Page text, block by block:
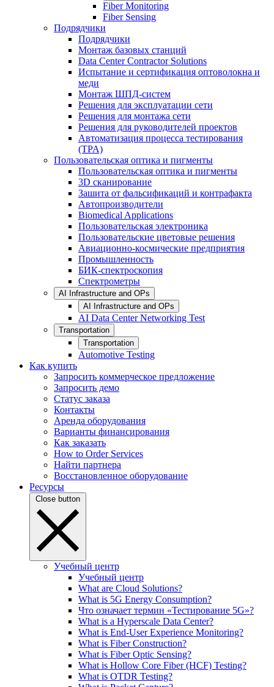
Fiber Monitoring
Fiber Sensing
Подрядчики
Подрядчики
Монтаж базовых станций
Data Center Contractor Solutions
Испытание и сертификация оптоволокна и
меди
Монтаж ШПД-систем
Решения для эксплуатации сети
Решения для монтажа сети
Решения для руководителей проектов
Автоматизация процесса тестирования
(TPA)
Пользовательская оптика и пигменты
Пользовательская оптика и пигменты
3D сканирование
Зашита от фальсификаций и контрафакта
Автопроизводители
Biomedical Applications
Пользовательская электроника
Пользовательские цветовые решения
Авиационно-космические предприятия
Промышленность
БИК-спектроскопия
Спектрометры
AI Infrastructure and OPs
AI Infrastructure and OPs
AI Data Center Networking Test
Transportation
Transportation
Automotive Testing
Как купить
Запросить коммерческое предложение
Запросить демо
Статус заказа
Контакты
Аренда оборудования
Варианты финансирования
Как заказать
How to Order Services
Найти партнера
Восстановленное оборудование
Ресурсы
Close button
Учебный центр
Учебный центр
What are Cloud Solutions?
What is 5G Energy Consumption?
Что означает термин «Тестирование 5G»?
What is a Hyperscale Data Center?
What is End-User Experience Monitoring?
What is Fiber Construction?
What is Fiber Optic Sensing?
What is Hollow Core Fiber (HCF) Testing?
What is OTDR Testing?